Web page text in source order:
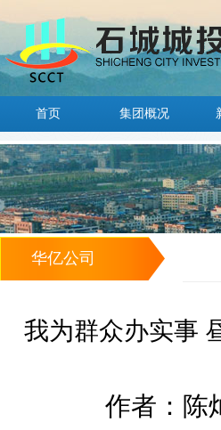
首页 集团概况
华亿公司
我为群众办实事
作者：陈